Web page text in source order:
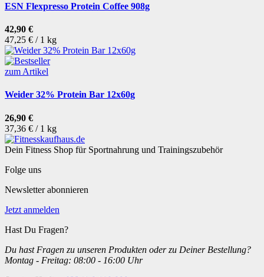
ESN Flexpresso Protein Coffee 908g
42,90 €
47,25 € / 1 kg
zum Artikel
Weider 32% Protein Bar 12x60g
26,90 €
37,36 € / 1 kg
Dein Fitness Shop für Sportnahrung und Trainingszubehör
Folge uns
Newsletter abonnieren
Jetzt anmelden
Hast Du Fragen?
Du hast Fragen zu unseren Produkten oder zu Deiner Bestellung?
Montag - Freitag: 08:00 - 16:00 Uhr